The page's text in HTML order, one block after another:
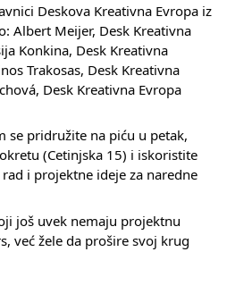
Deskova Kreativna Evropa iz
Albert Meijer, Desk Kreativna
Konkina, Desk Kreativna
Trakosas, Desk Kreativna
Desk Kreativna Evropa
se pridružite na piću u petak,
(Cetinjska 15) i iskoristite
i projektne ideje za naredne
još uvek nemaju projektnu
već žele da prošire svoj krug